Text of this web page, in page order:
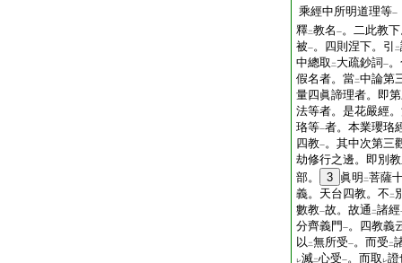
乘經中所明道理等一
釋二教名 一。二此教
被一。四則涅下。引 二
中總取 二 大疏鈔詞 一
假名者。當二中論第
量四眞諦理者。即
法等者。是花嚴經
珞等一者。本業瓔珞
四教一。其中次第三
劫修行之邊。即別
部。
3 眞明 二菩薩
義。天台四教。不 二
數教一故。故通 二諸經
分齊義門 一。四教義
以 二無所受一。而受 二
レ滅二心受一。而取 レ證